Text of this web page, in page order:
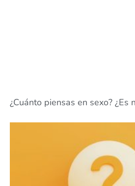
¿Cuánto piensas en sexo? ¿Es